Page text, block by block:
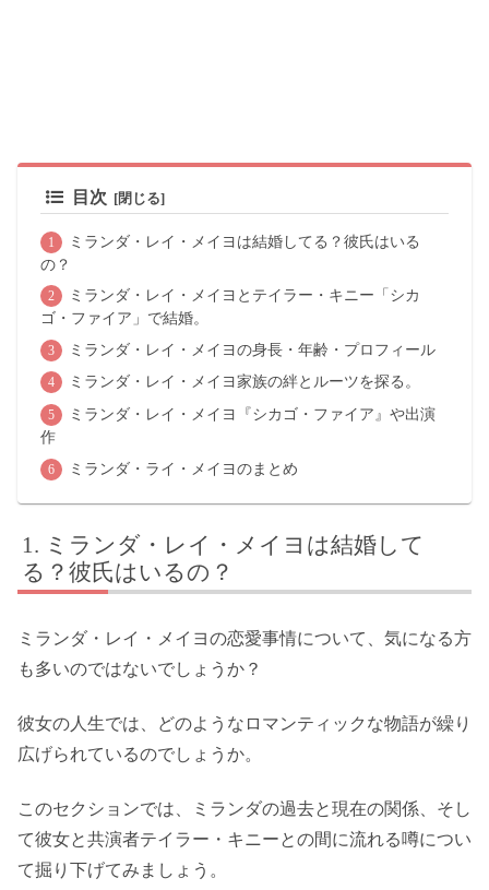
目次
ミランダ・レイ・メイヨは結婚してる？彼氏はいる
の？
ミランダ・レイ・メイヨとテイラー・キニー「シカ
ゴ・ファイア」で結婚。
ミランダ・レイ・メイヨの身長・年齢・プロフィール
ミランダ・レイ・メイヨ家族の絆とルーツを探る。
ミランダ・レイ・メイヨ『シカゴ・ファイア』や出演
作
ミランダ・ライ・メイヨのまとめ
ミランダ・レイ・メイヨは結婚して
る？彼氏はいるの？
ミランダ・レイ・メイヨの恋愛事情について、気になる方
も多いのではないでしょうか？
彼女の人生では、どのようなロマンティックな物語が繰り
広げられているのでしょうか。
このセクションでは、ミランダの過去と現在の関係、そし
て彼女と共演者テイラー・キニーとの間に流れる噂につい
て掘り下げてみましょう。